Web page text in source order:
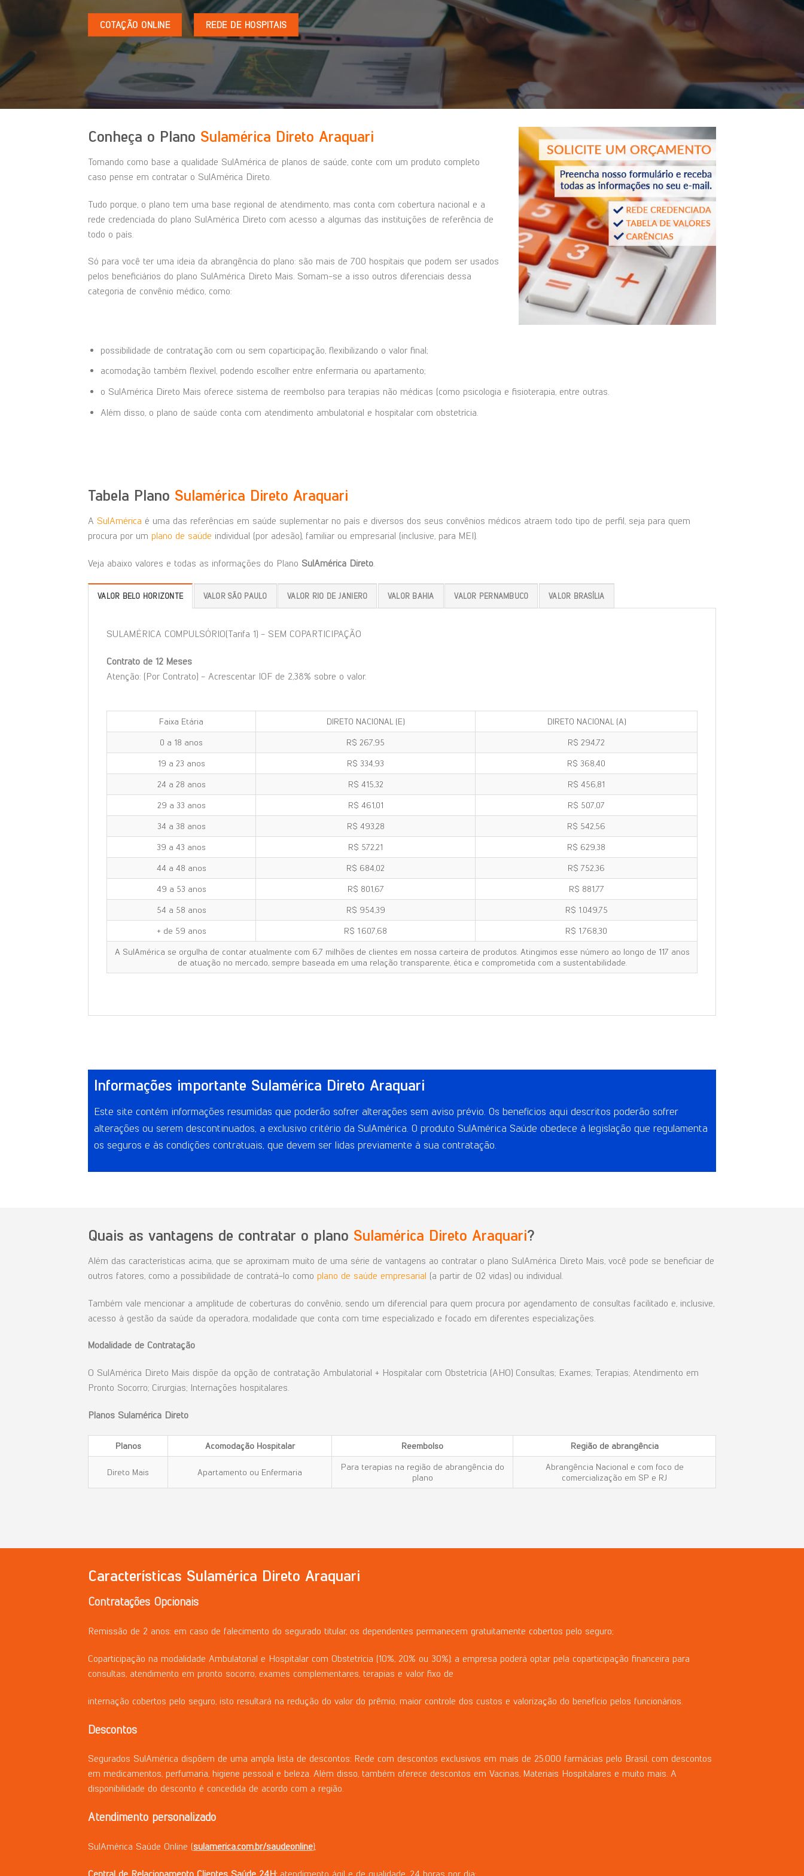
COTAÇÃO ONLINE REDE DE HOSPITAIS
Conheça o Plano Sulamérica Direto Araquari
Tomando como base a qualidade SulAmérica de planos de saúde, conte com um produto completo
caso pense em contratar o SulAmérica Direto.
Tudo porque, o plano tem uma base regional de atendimento, mas conta com cobertura nacional e a
rede credenciada do plano SulAmérica Direto com acesso a algumas das instituições de referência de
todo o país.
Só para você ter uma ideia da abrangência do plano: são mais de 700 hospitais que podem ser usados
pelos beneficiários do plano SulAmérica Direto Mais. Somam-se a isso outros diferenciais dessa
categoria de convênio médico, como:
possibilidade de contratação com ou sem coparticipação, flexibilizando o valor final;
acomodação também flexível, podendo escolher entre enfermaria ou apartamento;
o SulAmérica Direto Mais oferece sistema de reembolso para terapias não médicas (como psicologia e fisioterapia, entre outras.
Além disso, o plano de saúde conta com atendimento ambulatorial e hospitalar com obstetrícia.
Tabela Plano Sulamérica Direto Araquari
A SulAmérica é uma das referências em saúde suplementar no país e diversos dos seus convênios médicos atraem todo tipo de perfil, seja para quem
procura por um plano de saúde individual (por adesão), familiar ou empresarial (inclusive, para MEI).
Veja abaixo valores e todas as informações do Plano SulAmérica Direto.
VALOR BELO HORIZONTE VALOR SÃO PAULO VALOR RIO DE JANIERO VALOR BAHIA VALOR PERNAMBUCO VALOR BRASÍLIA
SULAMÉRICA COMPULSÓRIO(Tarifa 1) - SEM COPARTICIPAÇÃO
Contrato de 12 Meses
Atenção: (Por Contrato) - Acrescentar IOF de 2,38% sobre o valor.
Faixa Etária DIRETO NACIONAL (E)
DIRETO NACIONAL (A)
0 a 18 anos
R$ 267,95
R$ 294,72
19 a 23 anos
R$ 334,93
R$ 368,40
24 a 28 anos
R$ 415,32
R$ 456,81
29 a 33 anos
R$ 461,01
R$ 507,07
34 a 38 anos
R$ 493,28
R$ 542,56
39 a 43 anos
R$ 572,21
R$ 629,38
44 a 48 anos
R$ 684,02
R$ 752,36
49 a 53 anos
R$ 801,67
R$ 881,77
54 a 58 anos
R$ 954,39
R$ 1.049,75
+ de 59 anos
R$ 1.607,68
R$ 1.768,30
A SulAmérica se orgulha de contar atualmente com 6,7 milhões de clientes em nossa carteira de produtos. Atingimos esse número ao longo de 117 anos
de atuação no mercado, sempre baseada em uma relação transparente, ética e comprometida com a sustentabilidade.
Informações importante Sulamérica Direto Araquari
Este site contém informações resumidas que poderão sofrer alterações sem aviso prévio. Os benefícios aqui descritos poderão sofrer
alterações ou serem descontinuados, a exclusivo critério da SulAmérica. O produto SulAmérica Saúde obedece à legislação que regulamenta
os seguros e às condições contratuais, que devem ser lidas previamente à sua contratação.
Quais as vantagens de contratar o plano Sulamérica Direto Araquari?
Além das características acima, que se aproximam muito de uma série de vantagens ao contratar o plano SulAmérica Direto Mais, você pode se beneficiar de
outros fatores, como a possibilidade de contratá-lo como plano de saúde empresarial (a partir de 02 vidas) ou individual.
Também vale mencionar a amplitude de coberturas do convênio, sendo um diferencial para quem procura por agendamento de consultas facilitado e, inclusive,
acesso à gestão da saúde da operadora, modalidade que conta com time especializado e focado em diferentes especializações.
Modalidade de Contratação
O SulAmérica Direto Mais dispõe da opção de contratação Ambulatorial + Hospitalar com Obstetrícia (AHO) Consultas; Exames; Terapias; Atendimento em
Pronto Socorro; Cirurgias; Internações hospitalares.
Planos Sulamérica Direto
Planos Acomodação Hospitalar Reembolso Região deabrangência
Direto Mais Apartamento ou Enfermaria
Para terapias na região de abrangência do
plano
Abrangência Nacional e com foco de
comercialização em SP e RJ
Características Sulamérica Direto Araquari
Contratações Opcionais
Remissão de 2 anos: em caso de falecimento do segurado titular, os dependentes permanecem gratuitamente cobertos pelo seguro;
Coparticipação na modalidade Ambulatorial e Hospitalar com Obstetrícia (10%, 20% ou 30%): a empresa poderá optar pela coparticipação financeira para
consultas, atendimento em pronto socorro, exames complementares, terapias e valor fixo de
internação cobertos pelo seguro, isto resultará na redução do valor do prêmio, maior controle dos custos e valorização do benefício pelos funcionários.
Descontos
Segurados SulAmérica dispõem de uma ampla lista de descontos: Rede com descontos exclusivos em mais de 25.000 farmácias pelo Brasil, com descontos
em medicamentos, perfumaria, higiene pessoal e beleza. Além disso, também oferece descontos em Vacinas, Materiais Hospitalares e muito mais. A
disponibilidade do desconto é concedida de acordo com a região.
Atendimento personalizado
SulAmérica Saúde Online (sulamerica.com.br/saudeonline);